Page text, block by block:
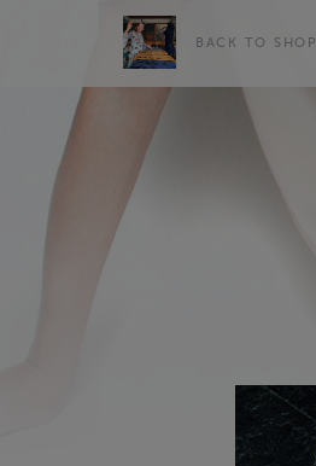
BACK TO SHOP